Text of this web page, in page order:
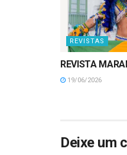
REVISTAS
REVISTA
19/06/2026
Deixe um